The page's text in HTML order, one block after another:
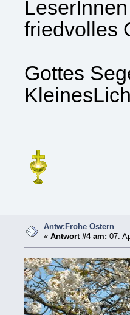
friedvolles
Gottes
Antw:Frohe Ostern
«Antwort #4 am: 07.